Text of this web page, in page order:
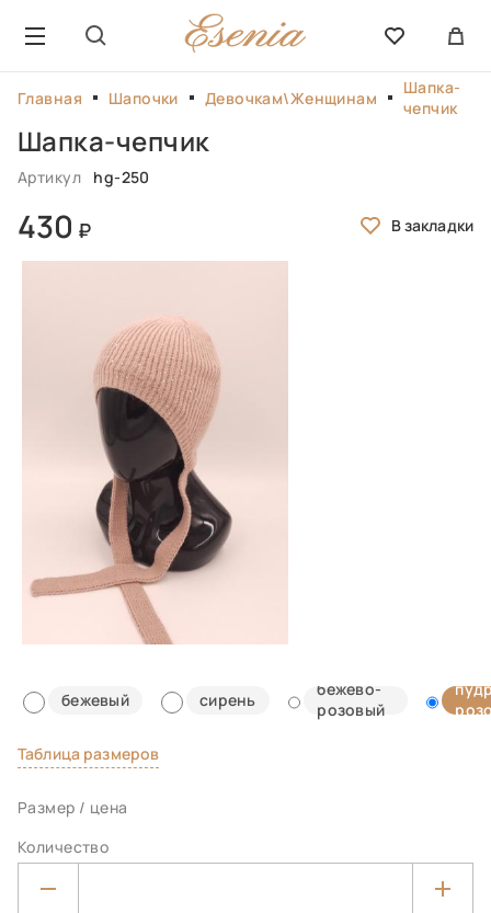
Главная Шапочки Девочкам\Женщинам
Шапка-
чепчик
Шапка-чепчик
Артикул hg-250
430
бежевый сирень
бежево-
розовый
Таблица размеров
Размер / цена
Количество